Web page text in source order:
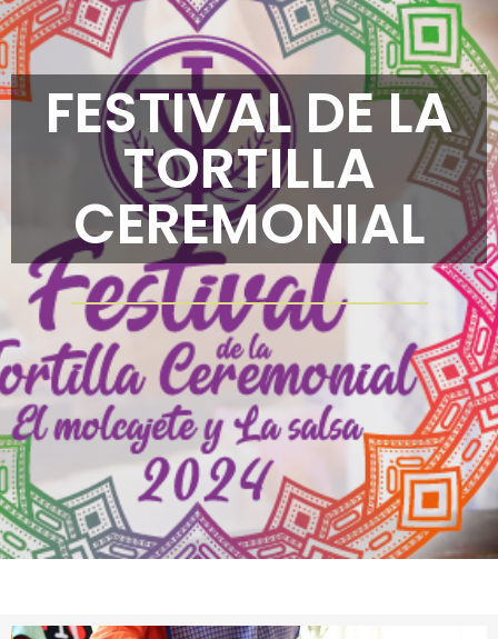
FESTIVAL DE LA
TORTILLA
CEREMONIAL